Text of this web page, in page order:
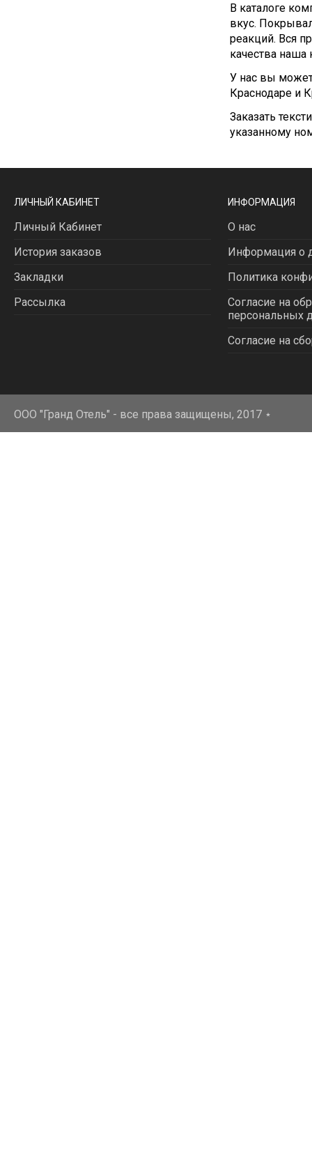
В каталоге
вкус.
реакций. Вся
качества наша
У нас вы
Краснодаре и
Заказать
указанному
ЛИЧНЫЙ КАБИНЕТ
Личный Кабинет
История заказов
Закладки
Рассылка
ИНФОРМАЦИЯ
О нас
Информация о
Политика
Согласие на
персональных
Согласие на
ООО "Гранд Отель" - все права защищены, 2017 ⋆